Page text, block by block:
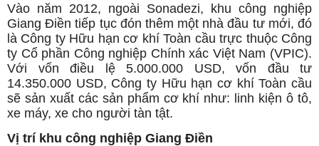
Vào năm 2012, ngoài Sonadezi, khu công nghiệp
Giang Điền tiếp tục đón thêm một nhà đầu tư mới, đó
là Công ty Hữu hạn cơ khí Toàn cầu trực thuộc Công
ty Cổ phần Công nghiệp Chính xác Việt Nam (VPIC).
Với vốn điều lệ 5.000.000 USD, vốn đầu tư
14.350.000 USD, Công ty Hữu hạn cơ khí Toàn cầu
sẽ sản xuất các sản phẩm cơ khí như: linh kiện ô tô,
xe máy, xe cho người tàn tật.
Vị trí khu công nghiệp Giang Điền